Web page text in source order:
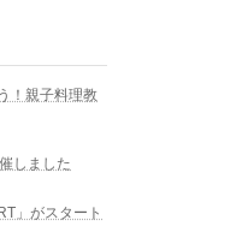
！親子料理教
しました
」がスタート